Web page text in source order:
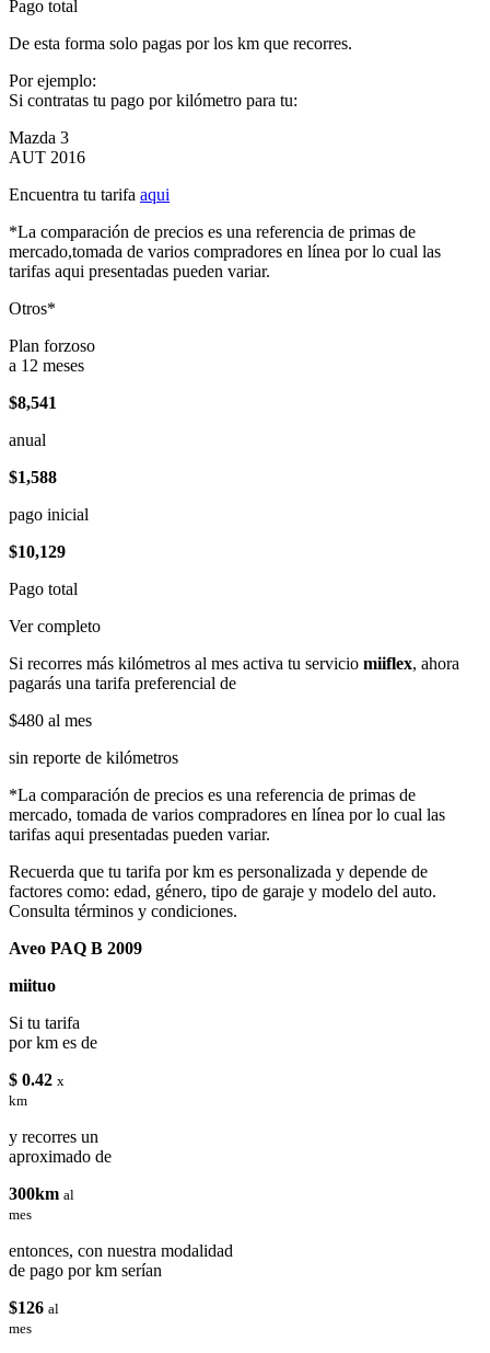
Pago total
De esta forma solo pagas por los km que recorres.
Por ejemplo:
Si contratas tu pago por kilómetro para tu:
Mazda 3
AUT 2016
Encuentra tu tarifa aqui
*La comparación de precios es una referencia de primas de
mercado,tomada de varios compradores en línea por lo cual las
tarifas aqui presentadas pueden variar.
Otros*
Plan forzoso
a 12 meses
$8,541
anual
$1,588
pago inicial
$10,129
Pago total
Ver completo
Si recorres más kilómetros al mes activa tu servicio miiflex, ahora
pagarás una tarifa preferencial de
$480 al mes
sin reporte de kilómetros
*La comparación de precios es una referencia de primas de
mercado, tomada de varios compradores en línea por lo cual las
tarifas aqui presentadas pueden variar.
Recuerda que tu tarifa por km es personalizada y depende de
factores como: edad, género, tipo de garaje y modelo del auto.
Consulta términos y condiciones.
Aveo PAQ B 2009
miituo
Si tu tarifa
por km es de
$ 0.42 x
km
y recorres un
aproximado de
300km al
mes
entonces, con nuestra modalidad
de pago por km serían
$126 al
mes